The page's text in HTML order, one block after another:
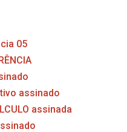
05
assinado
assinada